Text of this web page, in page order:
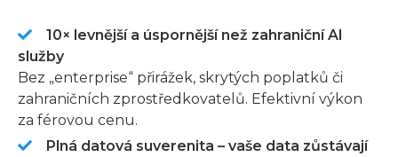
10× levnější a úspornější než zahraniční AI
služby
Bez „enterprise“ přirážek, skrytých poplatků či
zahraničních zprostředkovatelů. Efektivní výkon
za férovou cenu.
Plná datová suverenita – vaše data zůstávají